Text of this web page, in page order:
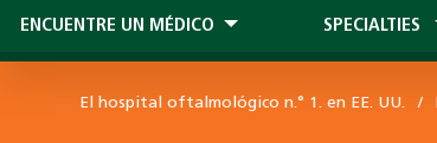
ENCUENTRE UN MÉDICO SPECIALTIES
El hospital oftalmológico n.° 1. en EE. UU.